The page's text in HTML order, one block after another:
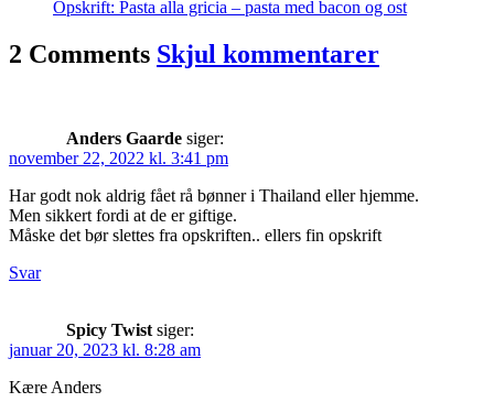
Opskrift: Pasta alla gricia – pasta med bacon og ost
2 Comments Skjul kommentarer
Anders Gaarde siger:
november 22, 2022 kl. 3:41 pm
Har godt nok aldrig fået rå bønner i Thailand eller hjemme.
Men sikkert fordi at de er giftige.
Måske det bør slettes fra opskriften.. ellers fin opskrift
Svar
Spicy Twist siger:
januar 20, 2023 kl. 8:28 am
Kære Anders